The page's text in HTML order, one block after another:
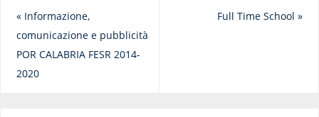
«Informazione,
comunicazione e pubblicità
POR CALABRIA FESR 2014-
2020
Full Time School»